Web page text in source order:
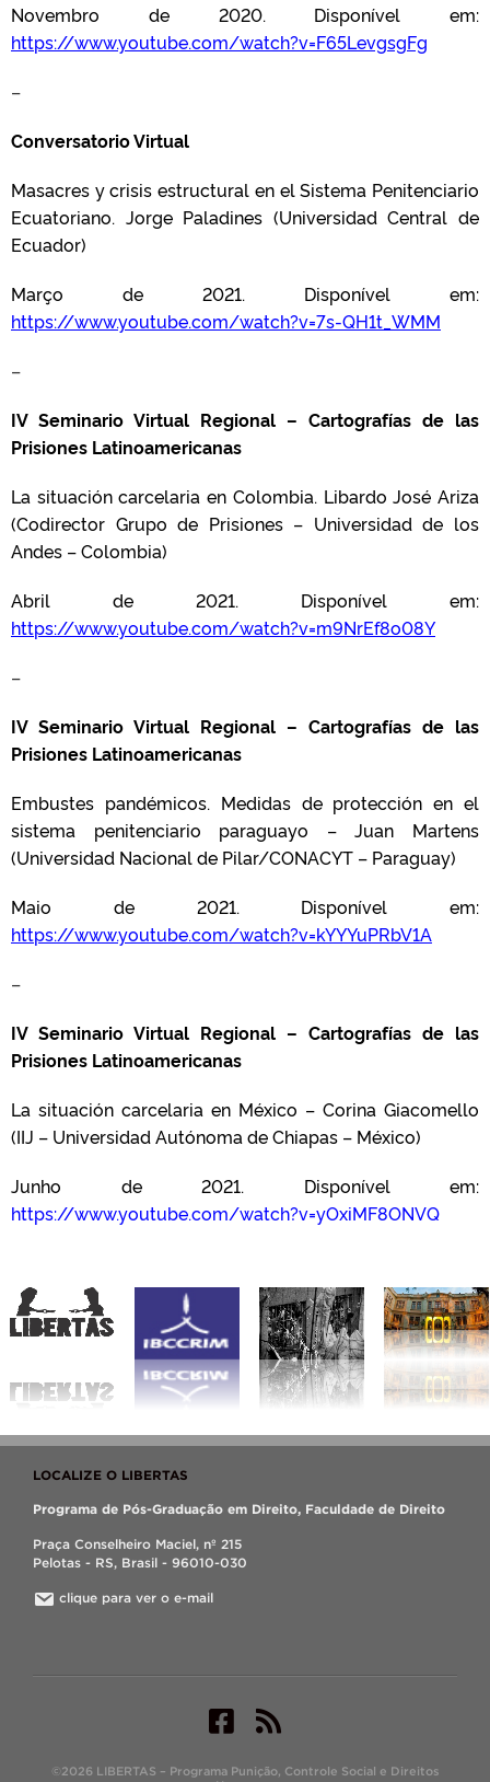
Novembro de 2020. Disponível em:
https://www.youtube.com/watch?v=F65LevgsgFg
–
Conversatorio Virtual
Masacres y crisis estructural en el Sistema Penitenciario
Ecuatoriano. Jorge Paladines (Universidad Central de
Ecuador)
Março de 2021. Disponível em:
https://www.youtube.com/watch?v=7s-QH1t_WMM
–
IV Seminario Virtual Regional – Cartografías de las
Prisiones Latinoamericanas
La situación carcelaria en Colombia. Libardo José Ariza
(Codirector Grupo de Prisiones – Universidad de los
Andes – Colombia)
Abril de 2021. Disponível em:
https://www.youtube.com/watch?v=m9NrEf8o08Y
–
IV Seminario Virtual Regional – Cartografías de las
Prisiones Latinoamericanas
Embustes pandémicos. Medidas de protección en el
sistema penitenciario paraguayo – Juan Martens
(Universidad Nacional de Pilar/CONACYT – Paraguay)
Maio de 2021. Disponível em:
https://www.youtube.com/watch?v=kYYYuPRbV1A
–
IV Seminario Virtual Regional – Cartografías de las
Prisiones Latinoamericanas
La situación carcelaria en México – Corina Giacomello
(IIJ – Universidad Autónoma de Chiapas – México)
Junho de 2021. Disponível em:
https://www.youtube.com/watch?v=yOxiMF8ONVQ
LOCALIZE O LIBERTAS
Programa de Pós-Graduação em Direito, Faculdade de Direito
Praça Conselheiro Maciel, nº 215
Pelotas - RS, Brasil - 96010-030
clique para ver o e-mail
©2026 LIBERTAS – Programa Punição, Controle Social e Direitos